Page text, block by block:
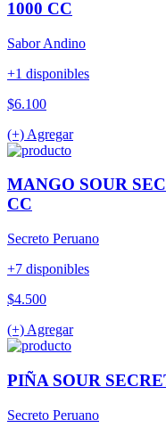
1000 CC
Sabor Andino
+1 disponibles
$6.100
(+) Agregar
MANGO SOUR
CC
Secreto Peruano
+7 disponibles
$4.500
(+) Agregar
PIÑA SOUR
Secreto Peruano